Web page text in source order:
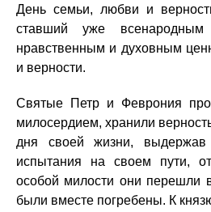
День семьи, любви и
ставший уже
нравственным и духовным
и верности.
Святые Петр и Феврония
милосердием, хранили
дня своей жизни,
испытания на своем пути,
особой милости они
были вместе погребены. К